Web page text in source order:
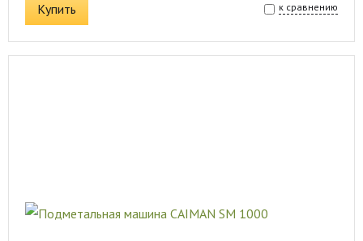
Купить к сравнению